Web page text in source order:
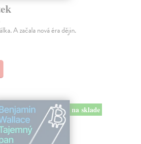
A začala nová éra dějin.
na sklade